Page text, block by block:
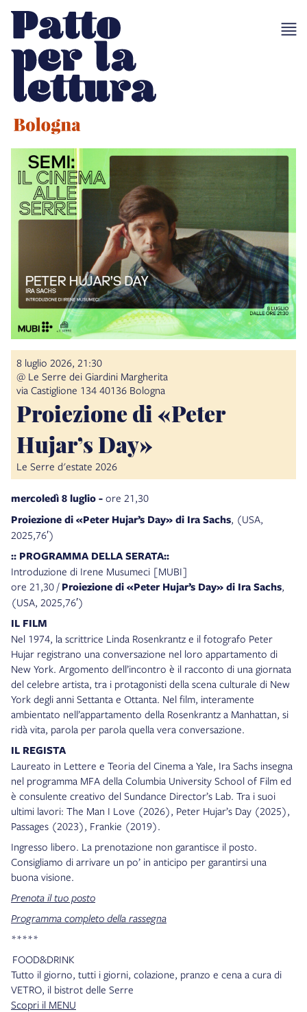
8 luglio 2026, 21:30
@ Le Serre dei Giardini Margherita
via Castiglione 134 40136 Bologna
Proiezione di «Peter
Hujar’s Day»
Le Serre d'estate 2026
mercoledì 8 luglio - ore 21,30
Proiezione di «Peter Hujar’s Day» di Ira Sachs, (USA,
2025,76′)
:: PROGRAMMA DELLA SERATA::
Introduzione di Irene Musumeci [MUBI]
ore 21,30 / Proiezione di «Peter Hujar’s Day» di Ira Sachs,
(USA, 2025,76′)
IL FILM
Nel 1974, la scrittrice Linda Rosenkrantz e il fotografo Peter
Hujar registrano una conversazione nel loro appartamento di
New York. Argomento dell’incontro è il racconto di una giornata
del celebre artista, tra i protagonisti della scena culturale di New
York degli anni Settanta e Ottanta. Nel film, interamente
ambientato nell’appartamento della Rosenkrantz a Manhattan, si
ridà vita, parola per parola quella vera conversazione.
IL REGISTA
Laureato in Lettere e Teoria del Cinema a Yale, Ira Sachs insegna
nel programma MFA della Columbia University School of Film ed
è consulente creativo del Sundance Director’s Lab. Tra i suoi
ultimi lavori: The Man I Love (2026), Peter Hujar’s Day (2025),
Passages (2023), Frankie (2019).
Ingresso libero. La prenotazione non garantisce il posto.
Consigliamo di arrivare un po’ in anticipo per garantirsi una
buona visione.
Prenota il tuo posto
Programma completo della rassegna
*****
FOOD&DRINK
Tutto il giorno, tutti i giorni, colazione, pranzo e cena a cura di
VETRO, il bistrot delle Serre
Scopri il MENU